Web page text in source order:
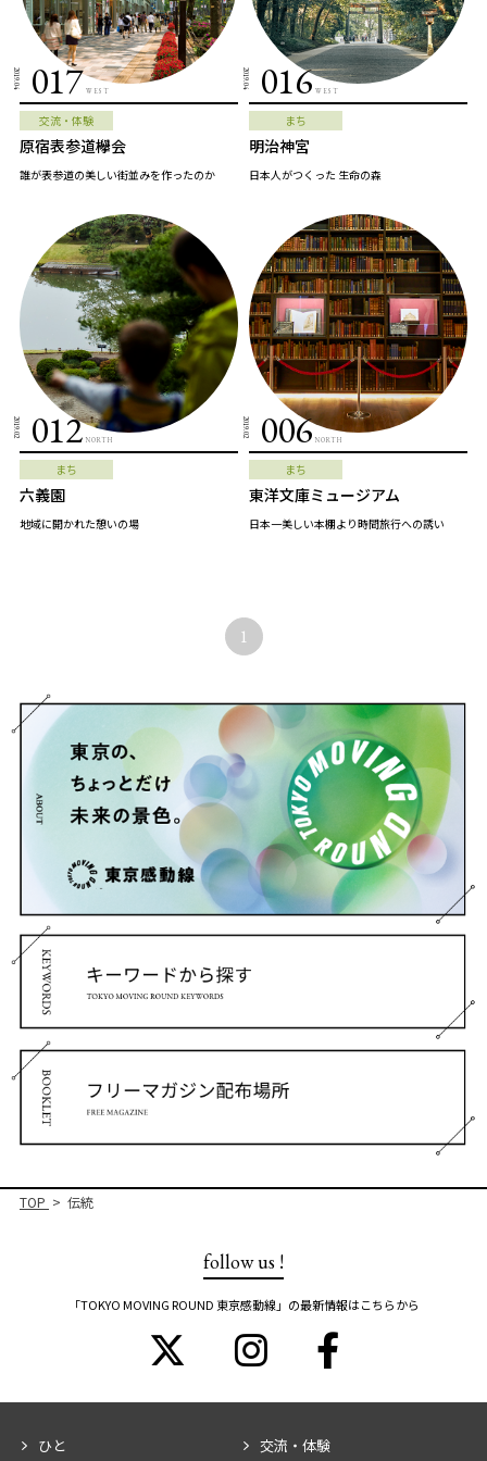
2019.04 017 WEST
交流・体験
原宿表参道欅会
誰が表参道の美しい街並みを作ったのか
2019.04 016 WEST
まち
明治神宮
日本人がつくった 生命の森
2019.02 012 NORTH
まち
六義園
地域に開かれた憩いの場
2019.02 006 NORTH
まち
東洋文庫ミュージアム
日本一美しい本棚より時間旅行への誘い
1
TOP 伝統
follow us !
「TOKYO MOVING ROUND 東京感動線」の最新情報はこちらから
ひと 交流・体験